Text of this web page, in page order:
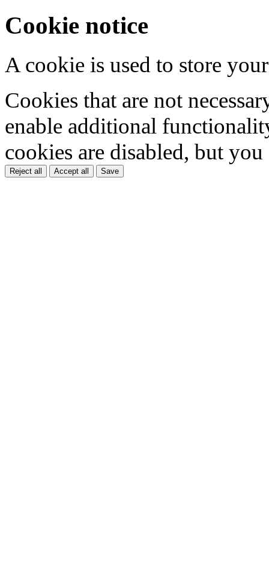
Cookie notice
A cookie is used to store
Cookies that are not
enable additional
cookies are disabled, but
Reject all Accept all Save